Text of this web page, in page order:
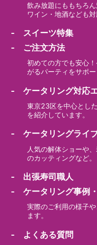
飲み放題にももちろん
ワイン・地酒なども対
- スイーツ特集
- ご注文方法
初めての方でも安心
がるパーティをサポー
- ケータリング対応
東京23区を中心とし
を紹介しています。
- ケータリングライ
人気の解体ショーや
のカッティングなど。
- 出張寿司職人
- ケータリング事例
実際のご利用の様子
ます。
- よくある質問